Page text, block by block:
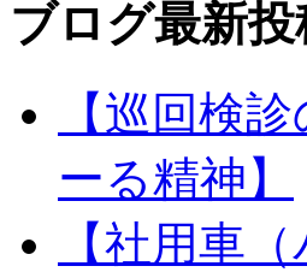
ブログ最新投
【巡回検
ーる精神】
【社用車